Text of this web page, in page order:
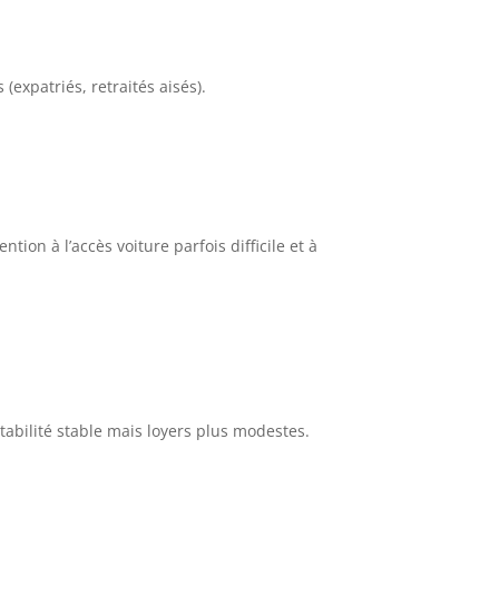
retraités aisés).
à l’accès voiture parfois difficile et à
stable mais loyers plus modestes.